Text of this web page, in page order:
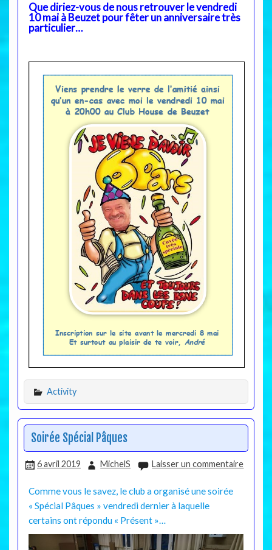
Que diriez-vous de nous retrouver le vendredi
10 mai à Beuzet pour fêter un anniversaire très
particulier…
Activity
Soirée Spécial Pâques
6 avril 2019 MichelS Laisser un commentaire
Comme vous le savez, le club a organisé une soirée
« Spécial Pâques » vendredi dernier à laquelle
certains ont répondu « Présent »…